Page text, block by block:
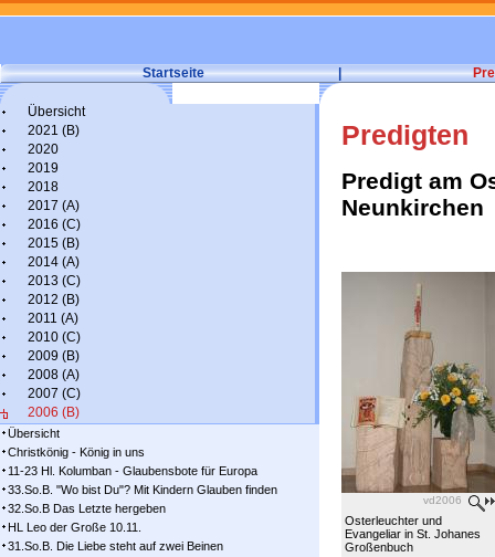
Startseite |
Übersicht
2021 (B)
2020
2019
2018
2017 (A)
2016 (C)
2015 (B)
2014 (A)
2013 (C)
2012 (B)
2011 (A)
2010 (C)
2009 (B)
2008 (A)
2007 (C)
2006 (B)
Übersicht
Christkönig - König in uns
11-23 Hl. Kolumban - Glaubensbote für Europa
33.So.B. "Wo bist Du"? Mit Kindern Glauben finden
32.So.B Das Letzte hergeben
HL Leo der Große 10.11.
31.So.B. Die Liebe steht auf zwei Beinen
Predigten
Predigt am
Neunkirchen
vd2006
Osterleuchter und
Evangeliar in St. Johanes
Großenbuch